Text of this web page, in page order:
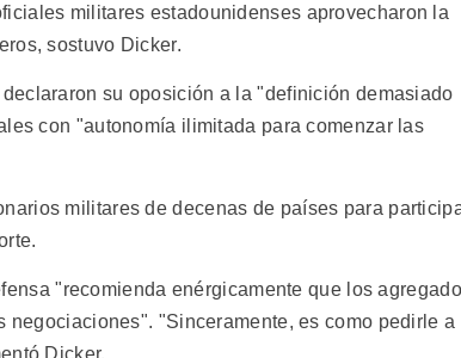
militares estadounidenses aprovecharon la
sostuvo Dicker.
su oposición a la "definición demasiado
con "autonomía ilimitada para comenzar las
militares de decenas de países para
"recomienda enérgicamente que los
"Sinceramente, es como pedirle a
Dicker.